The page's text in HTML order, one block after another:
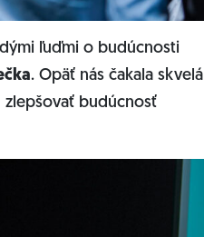
ľuďmi o budúcnosti
. Opäť nás čakala skvelá
budúcnosť